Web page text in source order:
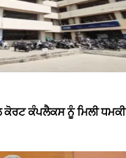
ਕੰਪਲੈਕਸ ਨੂੰ ਮਿਲੀ ਧਮਕੀ